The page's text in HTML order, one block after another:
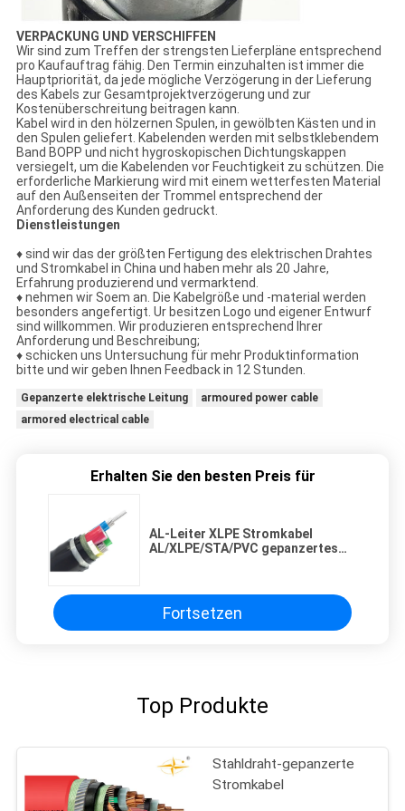
VERPACKUNG UND VERSCHIFFEN
Wir sind zum Treffen der strengsten Lieferpläne entsprechend
pro Kaufauftrag fähig. Den Termin einzuhalten ist immer die
Hauptpriorität, da jede mögliche Verzögerung in der Lieferung
des Kabels zur Gesamtprojektverzögerung und zur
Kostenüberschreitung beitragen kann.
Kabel wird in den hölzernen Spulen, in gewölbten Kästen und in
den Spulen geliefert. Kabelenden werden mit selbstklebendem
Band BOPP und nicht hygroskopischen Dichtungskappen
versiegelt, um die Kabelenden vor Feuchtigkeit zu schützen. Die
erforderliche Markierung wird mit einem wetterfesten Material
auf den Außenseiten der Trommel entsprechend der
Anforderung des Kunden gedruckt.
Dienstleistungen
♦ sind wir das der größten Fertigung des elektrischen Drahtes
und Stromkabel in China und haben mehr als 20 Jahre,
Erfahrung produzierend und vermarktend.
♦ nehmen wir Soem an. Die Kabelgröße und -material werden
besonders angefertigt. Ur besitzen Logo und eigener Entwurf
sind willkommen. Wir produzieren entsprechend Ihrer
Anforderung und Beschreibung;
♦ schicken uns Untersuchung für mehr Produktinformation
bitte und wir geben Ihnen Feedback in 12 Stunden.
Gepanzerte elektrische Leitung
armoured power cable
armored electrical cable
Erhalten Sie den besten Preis für
AL-Leiter XLPE Stromkabel
AL/XLPE/STA/PVC gepanzertes
Fortsetzen
Top Produkte
Stahldraht-gepanzerte
Stromkabel